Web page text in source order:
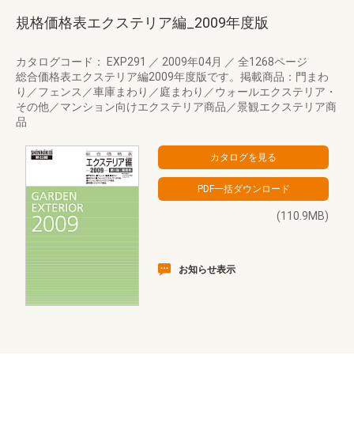
規格価格表エクステリア編_2009年度版
カタログコード： EXP291 ／ 2009年04月 ／ 全1268ページ
総合価格表エクステリア編2009年度版です。掲載商品：門まわ
り／フェンス／車庫まわり／庭まわり／ウォールエクステリア・
その他／マンション向けエクステリア商品／景観エクステリア商
品
(110.9MB)
お知らせ表示